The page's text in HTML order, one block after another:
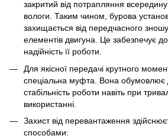
закритий від потрапляння
вологи. Таким чином, бурова
захищається від передчасного
елементів двигуна. Це забезпечує
надійність її роботи.
Для якісної передачі крутного
спеціальна муфта. Вона обумовлює
стабільність роботи навіть при
використанні.
Захист від перевантаження
способами: